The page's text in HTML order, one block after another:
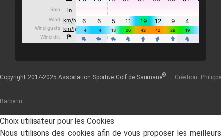
Copyright 2017-2025 Association Sportive Golf de Saumane© Création: Philippe
Barberin
Choix utilisateur pour les Cookies
Nous utilisons des cookies afin de vous proposer les meilleurs